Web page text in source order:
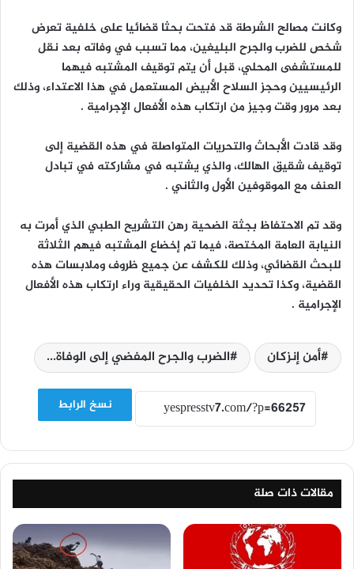
وكانت مصالح الشرطة قد فتحت بحثا قضائيا على خلفية تعرض
شخص للضرب والجرح البليغين، مما تسبب في وفاته بعد نقل
للمستشفى المحلي، قبل أن يتم توقيف المشتبه فيهما
الرئيسيين وحجز السلاح الأبيض المستعمل في هذا الاعتداء، وذلك
بعد مرور وقت وجيز من ارتكاب هذه الأفعال الإجرامية .
وقد قادت الأبحاث والتحريات المتواصلة في هذه القضية إلى
توقيف شقيق الهالك، والذي يشتبه في مشاركته في تبادل
العنف مع الموقوفين الأول والثاني .
وقد تم الاحتفاظ بجثة الضحية رهن التشريح الطبي الذي أمرت به
النيابة العامة المختصة، فيما تم إخضاع المشتبه فيهم الثلاثة
للبحث القضائي، وذلك للكشف عن جميع ظروف وملابسات هذه
القضية، وكذا تحديد الخلفيات الحقيقية وراء ارتكاب هذه الأفعال
الإجرامية .
أمن إنزكان الضرب والجرح المفضي إلى الوفاة...
نسخ الرابط
مقالات ذات صلة